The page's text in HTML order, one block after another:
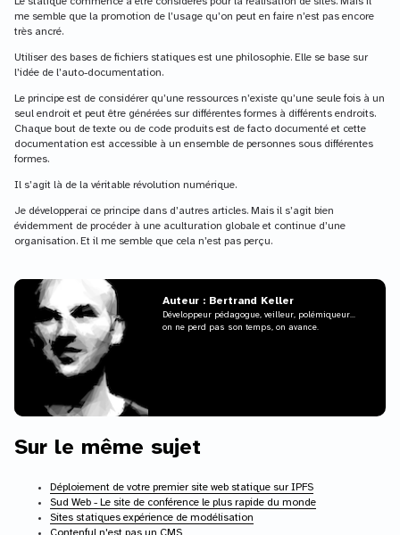
me semble que la promotion de l’usage qu’on peut en faire n’est pas encore
très ancré.
Utiliser des bases de fichiers statiques est une philosophie. Elle se base sur
l’idée de l’auto-documentation.
Le principe est de considérer qu’une ressources n’existe qu’une seule fois à un
seul endroit et peut être générées sur différentes formes à différents endroits.
Chaque bout de texte ou de code produits est de facto documenté et cette
documentation est accessible à un ensemble de personnes sous différentes
formes.
Il s’agit là de la véritable révolution numérique.
Je développerai ce principe dans d’autres articles. Mais il s’agit bien
évidemment de procéder à une aculturation globale et continue d’une
organisation. Et il me semble que cela n’est pas perçu.
Auteur : Bertrand Keller
Développeur pédagogue, veilleur, polémiqueur...
on ne perd pas son temps, on avance.
Sur le même sujet
Déploiement de votre premier site web statique sur IPFS
Sud Web - Le site de conférence le plus rapide du monde
Sites statiques expérience de modélisation